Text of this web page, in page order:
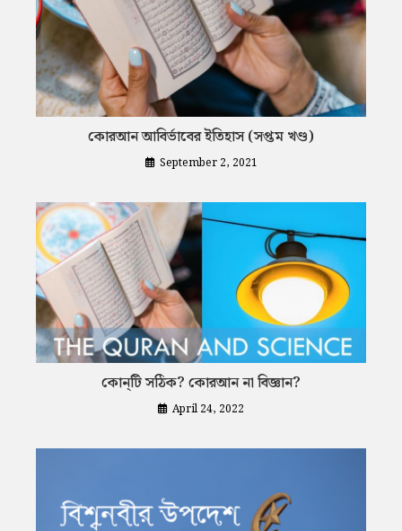
কোরআন আবির্ভাবের ইতিহাস (সপ্তম খণ্ড)
September 2, 2021
কোন্‌টি সঠিক? কোরআন না বিজ্ঞান?
April 24, 2022